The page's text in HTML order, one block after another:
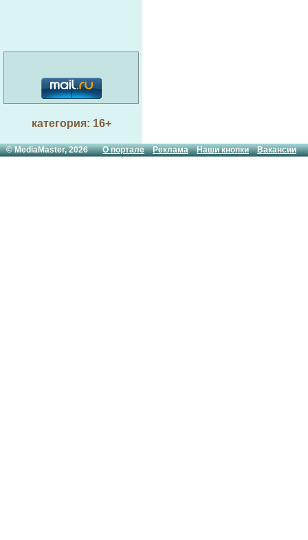
категория: 16+
© MediaMaster, 2026О портале Реклама Наши кнопки Вакансии